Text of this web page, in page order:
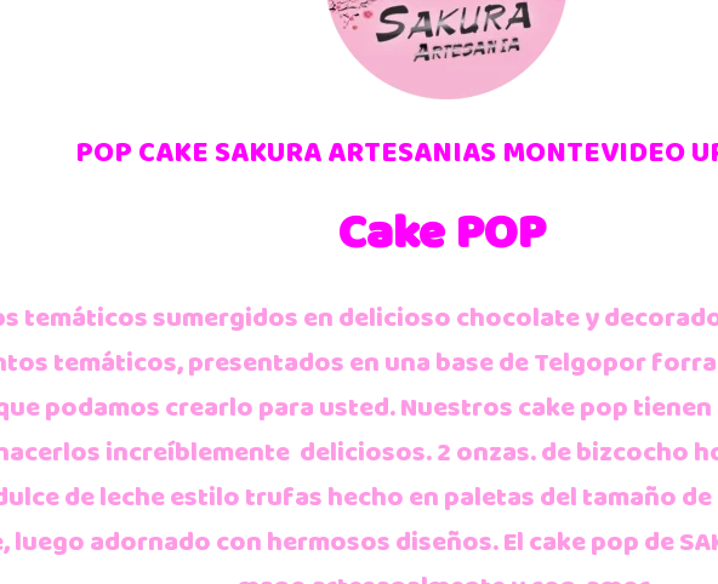
POP CAKE SAKURA ARTESANIAS MONTEVIDEO
Cake POP
temáticos sumergidos en delicioso chocolate y
temáticos, presentados en una base de Telgopor
podamos crearlo para usted. Nuestros cake pop
increíblemente deliciosos. 2 onzas. de bizcocho
de leche estilo trufas hecho en paletas del tamaño
adornado con hermosos diseños. El cake pop de